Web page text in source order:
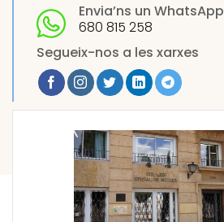
Envia’ns un WhatsApp
680 815 258
Segueix-nos a les xarxes